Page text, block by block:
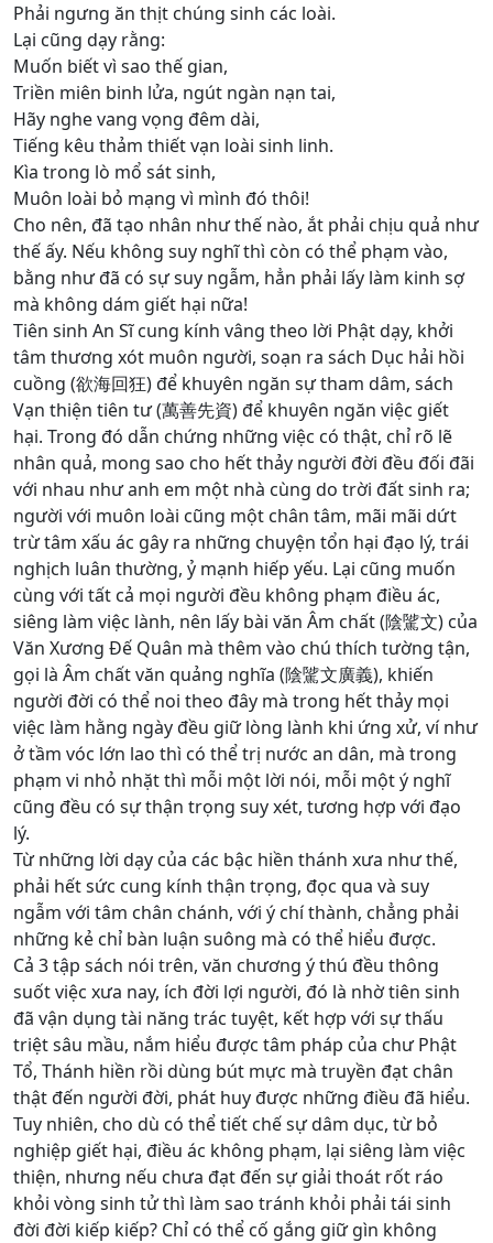
Phải ngưng ăn thịt chúng sinh các loài.
Lại cũng dạy rằng:
Muốn biết vì sao thế gian,
Triền miên binh lửa, ngút ngàn nạn tai,
Hãy nghe vang vọng đêm dài,
Tiếng kêu thảm thiết vạn loài sinh linh.
Kìa trong lò mổ sát sinh,
Muôn loài bỏ mạng vì mình đó thôi!
Cho nên, đã tạo nhân như thế nào, ắt phải chịu quả như
thế ấy. Nếu không suy nghĩ thì còn có thể phạm vào,
bằng như đã có sự suy ngẫm, hẳn phải lấy làm kinh sợ
mà không dám giết hại nữa!
Tiên sinh An Sĩ cung kính vâng theo lời Phật dạy, khởi
tâm thương xót muôn người, soạn ra sách Dục hải hồi
cuồng (欲海回狂) để khuyên ngăn sự tham dâm, sách
Vạn thiện tiên tư (萬善先資) để khuyên ngăn việc giết
hại. Trong đó dẫn chứng những việc có thật, chỉ rõ lẽ
nhân quả, mong sao cho hết thảy người đời đều đối đãi
với nhau như anh em một nhà cùng do trời đất sinh ra;
người với muôn loài cũng một chân tâm, mãi mãi dứt
trừ tâm xấu ác gây ra những chuyện tổn hại đạo lý, trái
nghịch luân thường, ỷ mạnh hiếp yếu. Lại cũng muốn
cùng với tất cả mọi người đều không phạm điều ác,
siêng làm việc lành, nên lấy bài văn Âm chất (陰騭文) của
Văn Xương Đế Quân mà thêm vào chú thích tường tận,
gọi là Âm chất văn quảng nghĩa (陰騭文廣義), khiến
người đời có thể noi theo đây mà trong hết thảy mọi
việc làm hằng ngày đều giữ lòng lành khi ứng xử, ví như
ở tầm vóc lớn lao thì có thể trị nước an dân, mà trong
phạm vi nhỏ nhặt thì mỗi một lời nói, mỗi một ý nghĩ
cũng đều có sự thận trọng suy xét, tương hợp với đạo
lý.
Từ những lời dạy của các bậc hiền thánh xưa như thế,
phải hết sức cung kính thận trọng, đọc qua và suy
ngẫm với tâm chân chánh, với ý chí thành, chẳng phải
những kẻ chỉ bàn luận suông mà có thể hiểu được.
Cả 3 tập sách nói trên, văn chương ý thú đều thông
suốt việc xưa nay, ích đời lợi người, đó là nhờ tiên sinh
đã vận dụng tài năng trác tuyệt, kết hợp với sự thấu
triệt sâu mầu, nắm hiểu được tâm pháp của chư Phật
Tổ, Thánh hiền rồi dùng bút mực mà truyền đạt chân
thật đến người đời, phát huy được những điều đã hiểu.
Tuy nhiên, cho dù có thể tiết chế sự dâm dục, từ bỏ
nghiệp giết hại, điều ác không phạm, lại siêng làm việc
thiện, nhưng nếu chưa đạt đến sự giải thoát rốt ráo
khỏi vòng sinh tử thì làm sao tránh khỏi phải tái sinh
đời đời kiếp kiếp? Chỉ có thể cố gắng giữ gìn không